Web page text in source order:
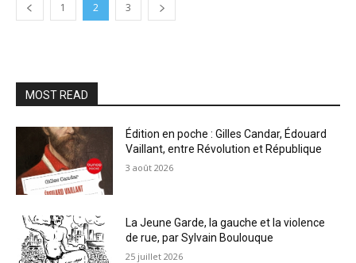
1 2 3
MOST READ
Édition en poche : Gilles Candar, Édouard
Vaillant, entre Révolution et République
3 août 2026
La Jeune Garde, la gauche et la violence
de rue, par Sylvain Boulouque
25 juillet 2026